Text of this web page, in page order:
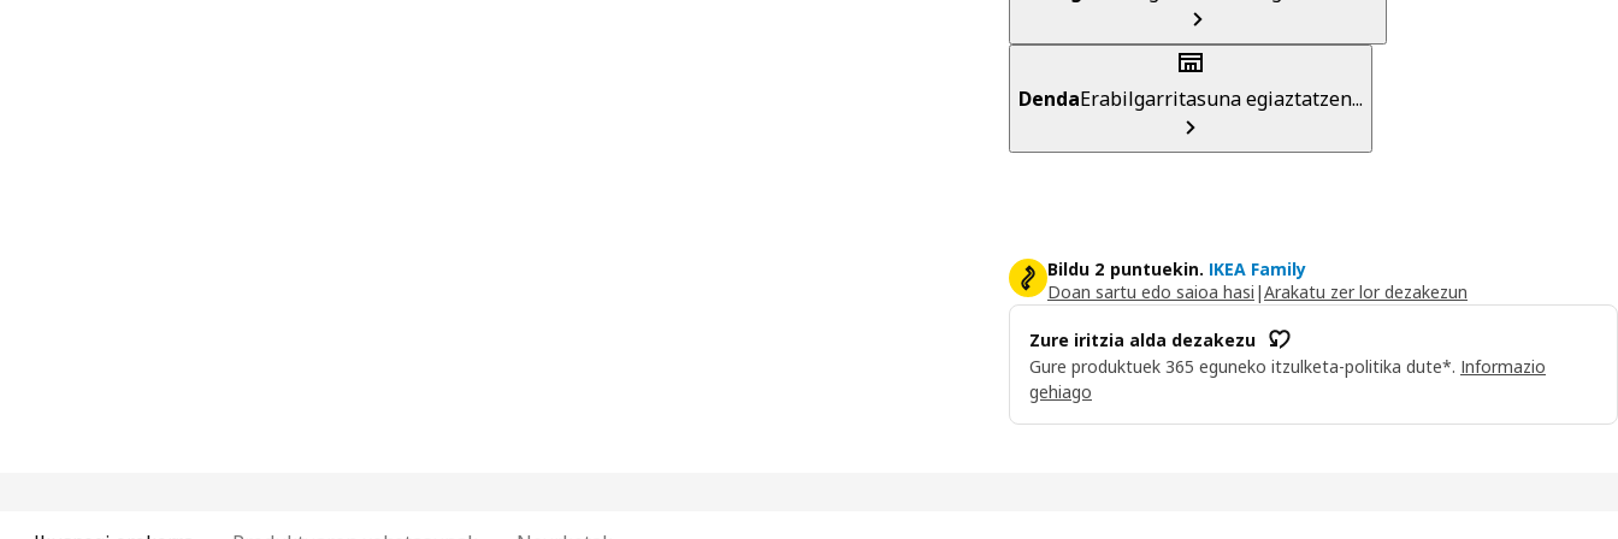
DendaErabilgarritasuna egiaztatzen...
Bildu 2 puntuekin. IKEA Family
Doan sartu edo saioa hasi |Arakatu zer lor dezakezun
Zure iritzia alda dezakezu
Gure produktuek 365 eguneko itzulketa-politika dute*. Informazio
gehiago